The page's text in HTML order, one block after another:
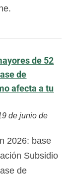
de 52
de
afecta a tu
de junio de
2026: base
Subsidio
de